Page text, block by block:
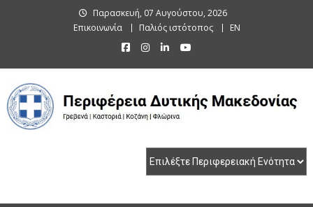
Παρασκευή, 07 Αυγούστου, 2026
Επικοινωνία
Παλιός ιστότοπος EN